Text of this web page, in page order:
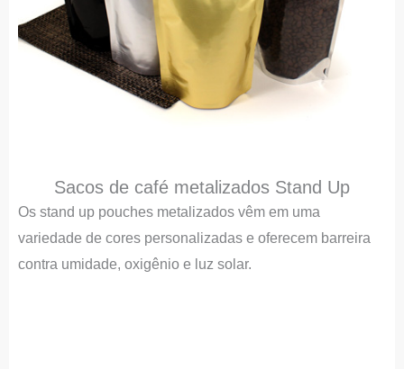
Sacos de café metalizados Stand Up
Os stand up pouches metalizados vêm em uma
variedade de cores personalizadas e oferecem barreira
contra umidade, oxigênio e luz solar.